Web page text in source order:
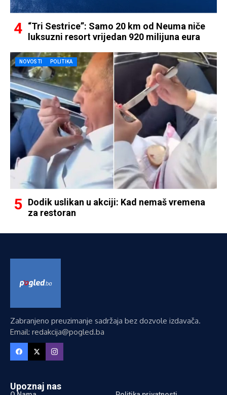
“Tri Sestrice”: Samo 20 km od Neuma niče
luksuzni resort vrijedan 920 milijuna eura
NOVOSTI POLITIKA
Dodik uslikan u akciji: Kad nemaš vremena
za restoran
Zabranjeno preuzimanje sadržaja bez dozvole izdavača.
Email: redakcija@pogled.ba
Upoznaj nas